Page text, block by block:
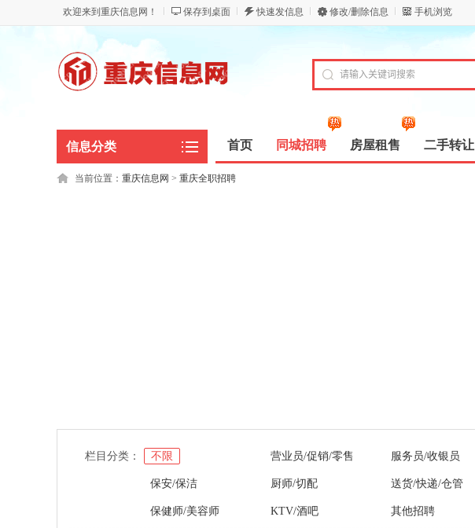
欢迎来到重庆信息网！ 保存到桌面 快速发信息 修改/删除信息 手机浏览
信息分类 首页 同城招聘 房屋租售 二手转让
当前位置： 重庆信息网 > 重庆全职招聘
栏目分类： 不限 营业员/促销/零售 服务员/收银员
保安/保洁 厨师/切配 送货/快递/仓管
保健师/美容师 KTV/酒吧 其他招聘